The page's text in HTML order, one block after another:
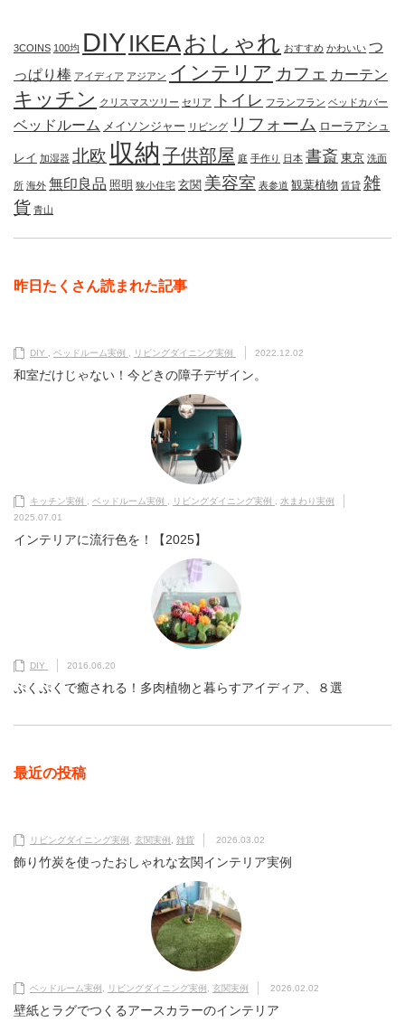
3COINS 100均 DIYIKEAおしゃれ おすすめ かわいい つ
っぱり棒 アイディア アジアン インテリア カフェ カーテン
キッチン クリスマスツリー セリア トイレ フランフラン ベッドカバー
ベッドルーム メイソンジャー リビング リフォーム ローラアシュ
レイ 加湿器 北欧 収納 子供部屋 庭 手作り 日本 書斎 東京 洗面
所 海外 無印良品 照明 狭小住宅 玄関 美容室 表参道 観葉植物 賃貸 雑
貨 青山
昨日たくさん読まれた記事
DIY ベッドルーム実例 リビングダイニング実例 2022.12.02
和室だけじゃない！今どきの障子デザイン。
キッチン実例 ベッドルーム実例 リビングダイニング実例
水まわり実例
2025.07.01
インテリアに流行色を！【2025】
DIY 2016.06.20
ぷくぷくで癒される！多肉植物と暮らすアイディア、８選
最近の投稿
リビングダイニング実例 玄関実例 雑貨 2026.03.02
飾り竹炭を使ったおしゃれな玄関インテリア実例
ベッドルーム実例 リビングダイニング実例 玄関実例 2026.02.02
壁紙とラグでつくるアースカラーのインテリア